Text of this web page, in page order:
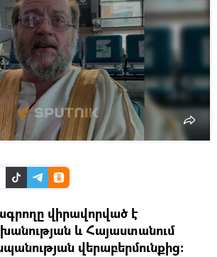
վիրավորված է
և Հայաստանում
վերաբերմունքից։